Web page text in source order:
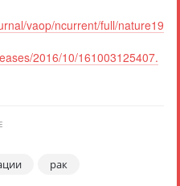
vaop/ncurrent/full/nature19
2016/10/161003125407.
рак